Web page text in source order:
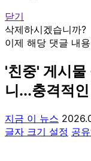
닫기
삭제하시겠습니까?
이제 해당 댓글 내
'친중' 게시물
니...충격적
지금 이 뉴스
글자 크기 설정 공